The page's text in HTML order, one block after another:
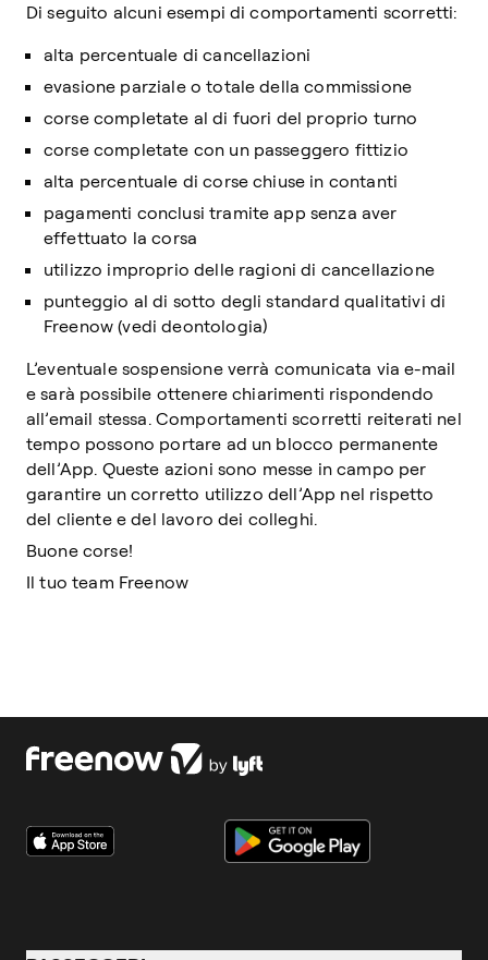
Di seguito alcuni esempi di comportamenti scorretti:
alta percentuale di cancellazioni
evasione parziale o totale della commissione
corse completate al di fuori del proprio turno
corse completate con un passeggero fittizio
alta percentuale di corse chiuse in contanti
pagamenti conclusi tramite app senza aver
effettuato la corsa
utilizzo improprio delle ragioni di cancellazione
punteggio al di sotto degli standard qualitativi di
Freenow (vedi deontologia)
L’eventuale sospensione verrà comunicata via e-mail
e sarà possibile ottenere chiarimenti rispondendo
all’email stessa. Comportamenti scorretti reiterati nel
tempo possono portare ad un blocco permanente
dell’App. Queste azioni sono messe in campo per
garantire un corretto utilizzo dell’App nel rispetto
del cliente e del lavoro dei colleghi.
Buone corse!
Il tuo team Freenow